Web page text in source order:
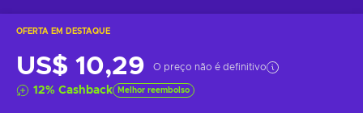
OFERTA EM DESTAQUE
US$ 10,29 O preço não é definitivo
12% Cashback Melhor reembolso